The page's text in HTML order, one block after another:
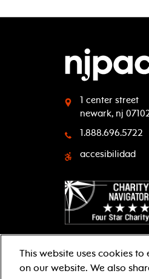
1 center street
newark, nj
1.888.696.5722
accesibilidad
This website uses cookies
on our website. We also